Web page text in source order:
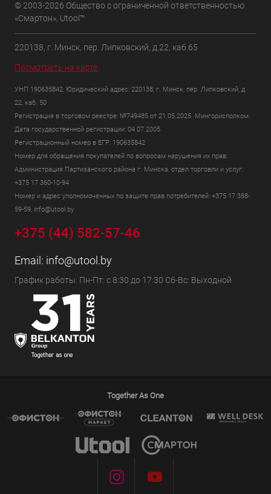
© 2003-2026 Общество с ограниченной ответственностью
«Смартон», Utool™
220138, г. Минск, пер. Липковский, д.22, каб.65
Посмотреть на карте
УНП 190635842, Юридический адрес: 220138, г. Минск, пер. Липковский, д.
22, каб. 50
Регистрация в торговом реестре: №749485 от 21.05.2025. Мингорисполком.
Дата государственной регистрации: 04.07.2005
Регистрационный номер в ЕГР: 190635842
Номер для обращения покупателей по вопросам нарушения их прав:
Администрация Партизанского района г. Минска, отдел торговли и услуг:
+375 17 360-10-94
Номер и адрес уполномоченных по защите прав потребителей: +375 17 388-
59-59, info@utool.by
+375 (44) 582-57-46
Email: info@utool.by
График работы: Пн-Пт: с 8:30 до 17:30 Сб-Вс: Выходной
Together As One